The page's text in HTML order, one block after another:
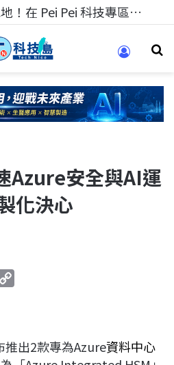
科技人的經驗傳承地！在 Pei Pei 科技專區，與學弟妹交流最硬核的技術
Azure安全與AI運
化決心
L
推出2款專為Azure資料中心